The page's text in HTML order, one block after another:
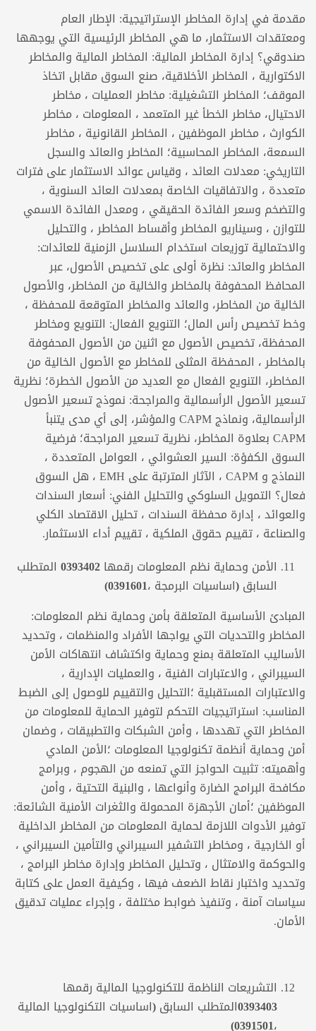
مقدمة في إدارة المخاطر الإستراتيجية: الإطار العام
ومعتقدات الاستثمار، ما هي المخاطر الرئيسية التي يوجهها
صندوقي؟ إدارة المخاطر المالية: المخاطر المالية والمخاطر
الاكتوارية ، المخاطر الأخلاقية، صنع السوق مقابل اتخاذ
الموقف؛ المخاطر التشغيلية: مخاطر العمليات ، مخاطر
الاحتيال، مخاطر الخطأ غير المتعمد ، المعلومات ، مخاطر
الكوارث ، مخاطر الموظفين ، المخاطر القانونية ، مخاطر
السمعة، المخاطر المحاسبية؛ المخاطر والعائد والسجل
التاريخي: معدلات العائد ، وقياس عوائد الاستثمار على فترات
متعددة ، والاتفاقيات الخاصة بمعدلات العائد السنوية ،
والتضخم وسعر الفائدة الحقيقي ، ومعدل الفائدة الاسمي
للتوازن ، وسيناريو المخاطر وأقساط المخاطر ، والتحليل
والاحتمالية توزيعات استخدام السلاسل الزمنية للعائدات:
المخاطر والعائد: نظرة أولى على تخصيص الأصول، عبر
المحافظ المحفوفة بالمخاطر والخالية من المخاطر، والأصول
الخالية من المخاطر، والعائد والمخاطر المتوقعة للمحفظة ،
وخط تخصيص رأس المال؛ التنويع الفعال: التنويع ومخاطر
المحفظة، تخصيص الأصول مع اثنين من الأصول المحفوفة
بالمخاطر ، المحفظة المثلى للمخاطر مع الأصول الخالية من
المخاطر، التنويع الفعال مع العديد من الأصول الخطرة؛ نظرية
تسعير الأصول الرأسمالية والمراجحة: نموذج تسعير الأصول
الرأسمالية، ونماذج CAPM والمؤشر، إلى أي مدى يتنبأ
CAPM بعلاوة المخاطر، نظرية تسعير المراجحة؛ فرضية
السوق الكفؤة: السير العشوائي ، العوامل المتعددة ،
النماذج و CAPM ، الآثار المترتبة على EMH ، هل السوق
فعال؟ التمويل السلوكي والتحليل الفني: أسعار السندات
والعوائد ، إدارة محفظة السندات ، تحليل الاقتصاد الكلي
والصناعة ، تقييم حقوق الملكية ، تقييم أداء الاستثمار.
الأمن وحماية نظم المعلومات رقمها 0393402
المتطلب
السابق (اساسيات البرمجة ،0391601
)
المبادئ الأساسية المتعلقة بأمن وحماية نظم المعلومات:
المخاطر والتحديات التي يواجها الأفراد والمنظمات ، وتحديد
الأساليب المتعلقة بمنع وحماية واكتشاف انتهاكات الأمن
السيبراني ، والاعتبارات الفنية ، والعمليات الإدارية ،
والاعتبارات المستقبلية ؛التحليل والتقييم للوصول إلى الضبط
المناسب: استراتيجيات التحكم لتوفير الحماية للمعلومات من
المخاطر التي تهددها ، وأمن الشبكات والتطبيقات ، وضمان
أمن وحماية أنظمة تكنولوجيا المعلومات ؛الأمن المادي
وأهميته: تثبيت الحواجز التي تمنعه ​​من الهجوم ، وبرامج
مكافحة البرامج الضارة وأنواعها ، والبنية التحتية ، وأمن
الموظفين ؛أمان الأجهزة المحمولة والثغرات الأمنية الشائعة:
توفير الأدوات اللازمة لحماية المعلومات من المخاطر الداخلية
أو الخارجية ، ومخاطر التشفير السيبراني والتأمين السيبراني ،
والحوكمة والامتثال ، وتحليل المخاطر وإدارة مخاطر البرامج ،
وتحديد واختبار نقاط الضعف فيها ، وكيفية العمل على كتابة
سياسات آمنة ، وتنفيذ ضوابط مختلفة ، وإجراء عمليات تدقيق
الأمان.
التشريعات الناظمة للتكنولوجيا المالية رقمها
0393403المتطلب السابق (اساسيات التكنولوجيا المالية
،0391501)